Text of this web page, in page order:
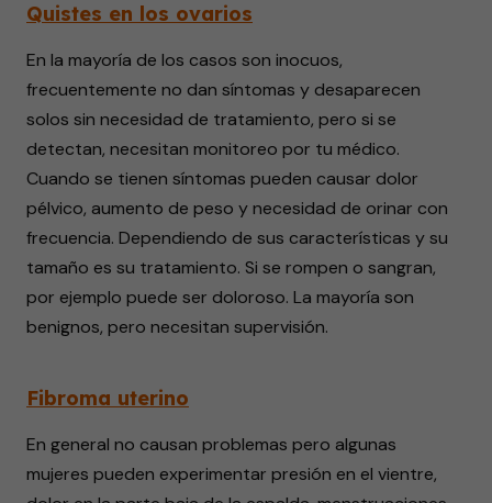
Quistes en los ovarios
En la mayoría de los casos son inocuos,
frecuentemente no dan síntomas y desaparecen
solos sin necesidad de tratamiento, pero si se
detectan, necesitan monitoreo por tu médico.
Cuando se tienen síntomas pueden causar dolor
pélvico, aumento de peso y necesidad de orinar con
frecuencia. Dependiendo de sus características y su
tamaño es su tratamiento. Si se rompen o sangran,
por ejemplo puede ser doloroso. La mayoría son
benignos, pero necesitan supervisión.
Fibroma uterino
En general no causan problemas pero algunas
mujeres pueden experimentar presión en el vientre,